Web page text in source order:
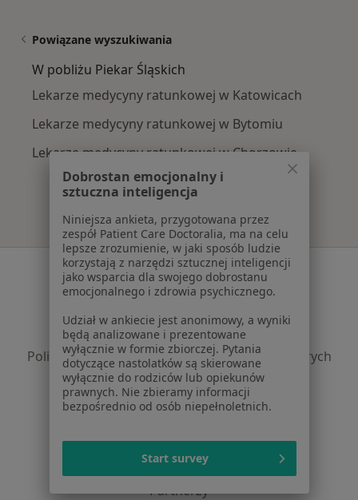
Powiązane wyszukiwania
W pobliżu Piekar Śląskich
Lekarze medycyny ratunkowej w Katowicach
Lekarze medycyny ratunkowej w Bytomiu
Lekarze medycyny ratunkowej w Chorzowie
Serwis
Regulamin
Polityka prywatności pacjentów
Polityka prywatności profesjonalistów
Polityka prywatności dla profesjonalistów, których
dane pozyskaliśmy samodzielnie
Polityka cookies
Jak działają wyniki wyszukiwania
O nas
Partnerzy
Dobrostan emocjonalny i
sztuczna inteligencja
Niniejsza ankieta, przygotowana przez
zespół Patient Care Doctoralia, ma na celu
lepsze zrozumienie, w jaki sposób ludzie
korzystają z narzędzi sztucznej inteligencji
jako wsparcia dla swojego dobrostanu
emocjonalnego i zdrowia psychicznego.
Udział w ankiecie jest anonimowy, a wyniki
będą analizowane i prezentowane
wyłącznie w formie zbiorczej. Pytania
dotyczące nastolatków są skierowane
wyłącznie do rodziców lub opiekunów
prawnych. Nie zbieramy informacji
bezpośrednio od osób niepełnoletnich.
Start survey